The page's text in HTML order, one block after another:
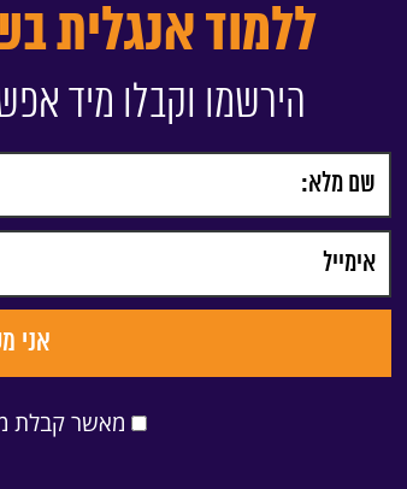
ללמוד אנגלית
הירשמו וקבלו מיד
מאשר קבלת